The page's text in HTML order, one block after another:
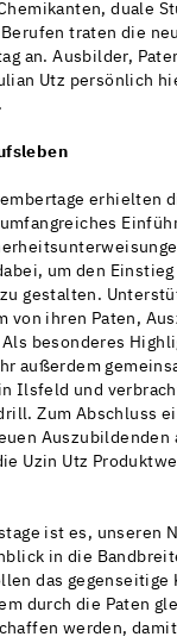
duale
traten die
an. Ausbilder,
Utz persönlich
erhielten
um den
gestalten.
von ihren Paten,
besonderes
außerdem
Ilsfeld und
Zum Abschluss
Auszubildenden
Uzin Utz
ist es, unseren
in die
das gegenseitige
durch die Paten
werden,